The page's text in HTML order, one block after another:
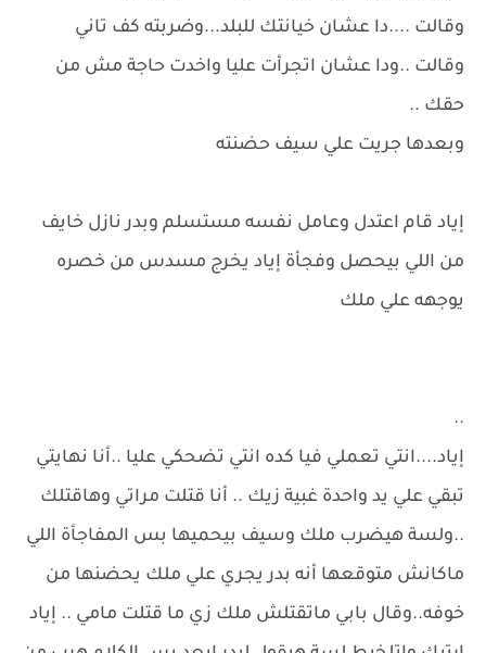
وقالت ....دا عشان خيانتك للبلد...وضربته كف تاني
وقالت ..ودا عشان اتجرأت عليا واخدت حاجة مش من
حقك ..
وبعدها جريت علي سيف حضنته
إياد قام اعتدل وعامل نفسه مستسلم وبدر نازل خايف
من اللي بيحصل وفجأة إياد يخرج مسدس من خصره
يوجهه علي ملك
..
إياد....انتي تعملي فيا كده انتي تضحكي عليا ..أنا نهايتي
تبقي علي يد واحدة غبية زيك .. أنا قتلت مراتي وهاقتلك
..ولسة هيضرب ملك وسيف بيحميها بس المفاجأة اللي
ماكانش متوقعها أنه بدر يجري علي ملك يحضنها من
خوفه..وقال بابي ماتقتلش ملك زي ما قتلت مامي .. إياد